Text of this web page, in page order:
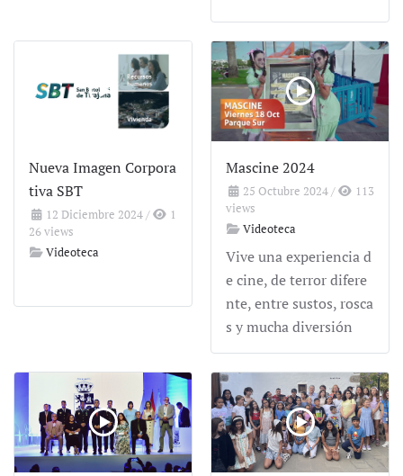
Nueva Imagen Corpora
tiva SBT
12 Diciembre 2024/
1
26 views
Videoteca
Mascine 2024
25 Octubre 2024/
113
views
Videoteca
Vive una experiencia d
e cine, de terror difere
nte, entre sustos, rosca
s y mucha diversión